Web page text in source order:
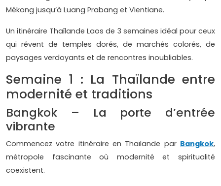
Mékong jusqu’à Luang Prabang et Vientiane.
Un itinéraire Thaïlande Laos de 3 semaines idéal pour ceux
qui rêvent de temples dorés, de marchés colorés, de
paysages verdoyants et de rencontres inoubliables.
Semaine 1 : La Thaïlande entre
modernité et traditions
Bangkok – La porte d’entrée
vibrante
Commencez votre itinéraire en Thaïlande par Bangkok,
métropole fascinante où modernité et spiritualité
coexistent.